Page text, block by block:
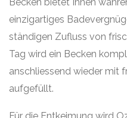
einzigartiges
ständigen Zufluss von
Tag wird ein Becken
anschliessend wieder mit
aufgefüllt.